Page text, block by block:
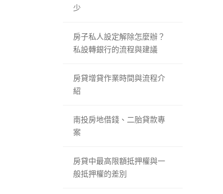
少
房子私人設定解除怎麼辦？
私設轉銀行的流程與建議
房貸增貸作業時間與流程介
紹
南投房地借錢、二胎貸款專
案
房貸中最高限額抵押權與一
般抵押權的差別